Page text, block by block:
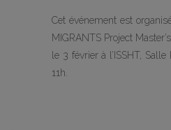
Cet événement est
MIGRANTS Project
le 3 février à l’ISSHT,
11h.